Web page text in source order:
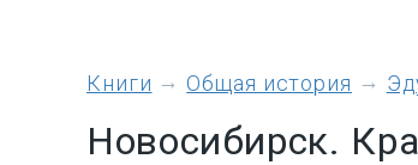
книги Общая история
Новосибирск.